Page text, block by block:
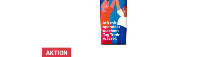
AKTION